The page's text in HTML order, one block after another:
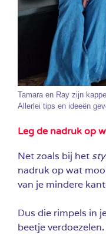
Tamara en Ray zijn
Allerlei tips en ideeën
Leg de nadruk op
Net zoals bij het
nadruk op wat
van je mindere
Dus die rimpels in
beetje